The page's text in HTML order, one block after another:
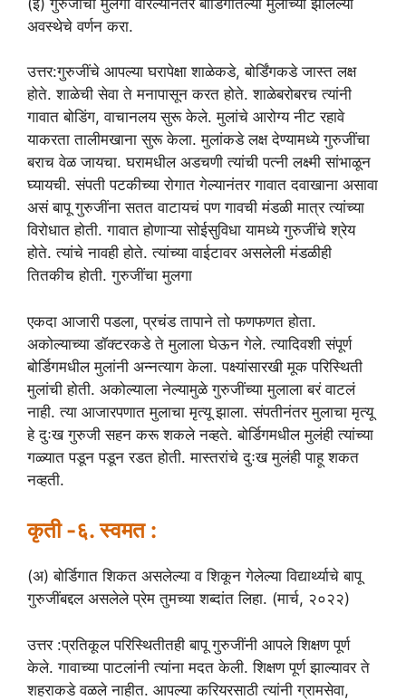
अवस्थेचे वर्णन करा.
उत्तर:गुरुजींचे आपल्या घरापेक्षा शाळेकडे, बोर्डिंगकडे जास्त लक्ष
होते. शाळेची सेवा ते मनापासून करत होते. शाळेबरोबरच त्यांनी
गावात बोडिंग, वाचानलय सुरू केले. मुलांचे आरोग्य नीट रहावे
याकरता तालीमखाना सुरू केला. मुलांकडे लक्ष देण्यामध्ये गुरुजींचा
बराच वेळ जायचा. घरामधील अडचणी त्यांची पत्नी लक्ष्मी सांभाळून
घ्यायची. संपती पटकीच्या रोगात गेल्यानंतर गावात दवाखाना असावा
असं बापू गुरुजींना सतत वाटायचं पण गावची मंडळी मात्र त्यांच्या
विरोधात होती. गावात होणाऱ्या सोईसुविधा यामध्ये गुरुजींचे श्रेय
होते. त्यांचे नावही होते. त्यांच्या वाईटावर असलेली मंडळीही
तितकीच होती. गुरुजींचा मुलगा
एकदा आजारी पडला, प्रचंड तापाने तो फणफणत होता.
अकोल्याच्या डॉक्टरकडे ते मुलाला घेऊन गेले. त्यादिवशी संपूर्ण
बोर्डिगमधील मुलांनी अन्नत्याग केला. पक्ष्यांसारखी मूक परिस्थिती
मुलांची होती. अकोल्याला नेल्यामुळे गुरुजींच्या मुलाला बरं वाटलं
नाही. त्या आजारपणात मुलाचा मृत्यू झाला. संपतीनंतर मुलाचा मृत्यू
हे दुःख गुरुजी सहन करू शकले नव्हते. बोर्डिगमधील मुलंही त्यांच्या
गळ्यात पडून पडून रडत होती. मास्तरांचे दुःख मुलंही पाहू शकत
नव्हती.
कृती -६. स्वमत :
(अ) बोर्डिगात शिकत असलेल्या व शिकून गेलेल्या विद्यार्थ्याचे बापू
गुरुजींबद्दल असलेले प्रेम तुमच्या शब्दांत लिहा. (मार्च, २०२२)
उत्तर :प्रतिकूल परिस्थितीतही बापू गुरुजींनी आपले शिक्षण पूर्ण
केले. गावाच्या पाटलांनी त्यांना मदत केली. शिक्षण पूर्ण झाल्यावर ते
शहराकडे वळले नाहीत. आपल्या करियरसाठी त्यांनी ग्रामसेवा,